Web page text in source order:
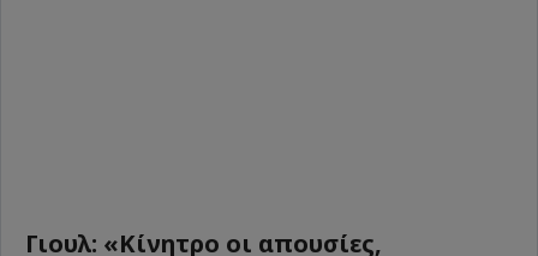
Γιουλ: «Κίνητρο οι απουσίες,